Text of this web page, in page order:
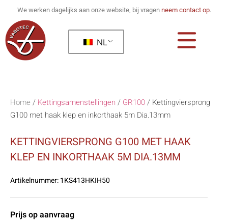
We werken dagelijks aan onze website, bij vragen neem contact op.
NL
Home / Kettingsamenstellingen / GR100/ Kettingviersprong
G100 met haak klep en inkorthaak 5m Dia.13mm
KETTINGVIERSPRONG G100 MET HAAK
KLEP EN INKORTHAAK 5M DIA.13MM
Artikelnummer:1KS413HKIH50
Prijs op aanvraag